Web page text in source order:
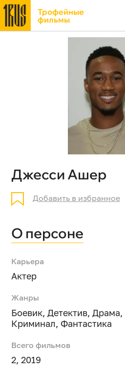
Трофейные
фильмы
Джесси Ашер
Добавить в избранное
О персоне
Карьера
Актер
Жанры
Боевик, Детектив, Драма,
Криминал, Фантастика
Всего фильмов
2, 2019